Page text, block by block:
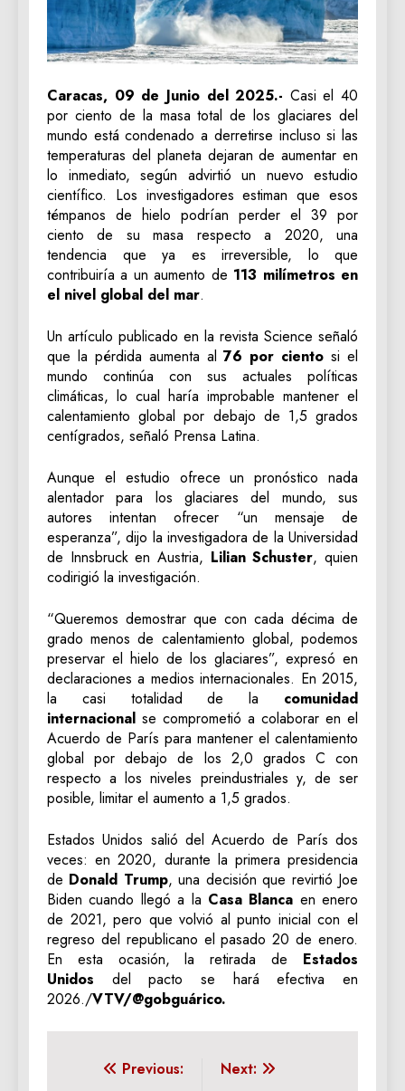
Caracas, 09 de Junio del 2025.- Casi el 40
por ciento de la masa total de los glaciares del
mundo está condenado a derretirse incluso si las
temperaturas del planeta dejaran de aumentar en
lo inmediato, según advirtió un nuevo estudio
científico. Los investigadores estiman que esos
témpanos de hielo podrían perder el 39 por
ciento de su masa respecto a 2020, una
tendencia que ya es irreversible, lo que
contribuiría a un aumento de 113 milímetros en
el nivel global del mar.
Un artículo publicado en la revista Science señaló
que la pérdida aumenta al76 por ciento si el
mundo continúa con sus actuales políticas
climáticas, lo cual haría improbable mantener el
calentamiento global por debajo de 1,5 grados
centígrados, señaló Prensa Latina.
Aunque el estudio ofrece un pronóstico nada
alentador para los glaciares del mundo, sus
autores intentan ofrecer “un mensaje de
esperanza”, dijo la investigadora de la Universidad
de Innsbruck en Austria, Lilian Schuster, quien
codirigió la investigación.
“Queremos demostrar que con cada décima de
grado menos de calentamiento global, podemos
preservar el hielo de los glaciares”, expresó en
declaraciones a medios internacionales. En 2015,
la casi totalidad de la comunidad
internacional se comprometió a colaborar en el
Acuerdo de París para mantener el calentamiento
global por debajo de los 2,0 grados C con
respecto a los niveles preindustriales y, de ser
posible, limitar el aumento a 1,5 grados.
Estados Unidos salió del Acuerdo de París dos
veces: en 2020, durante la primera presidencia
de Donald Trump, una decisión que revirtió Joe
Biden cuando llegó a la Casa Blanca en enero
de 2021, pero que volvió al punto inicial con el
regreso del republicano el pasado 20 de enero.
En esta ocasión, la retirada de Estados
Unidos del pacto se hará efectiva en
2026./VTV/@gobguárico.
Navegación
Previous:
Next: